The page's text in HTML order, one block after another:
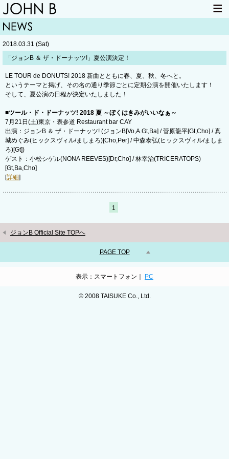
HOME
LIVE INFO
2018.03.31 (Sat)
「ジョンB ＆ ザ・ドーナッツ!」夏公演決定！
LE TOUR de DONUTS! 2018 新曲とともに春、夏、秋、冬へと。
というテーマと掲げ、その名の通り季節ごとに定期公演を開催いたします！
そして、夏公演の日程が決定いたしました！
■ツール・ド・ドーナッツ! 2018 夏 ～ぼくはきみがいいなぁ～
7月21日(土)東京・表参道 Restaurant bar CAY
出演：ジョンB ＆ ザ・ドーナッツ! (ジョンB[Vo,A.Gt,Ba] / 菅原龍平[Gt,Cho] / 真
城めぐみ(ヒックスヴィル/ましまろ)[Cho,Per] / 中森泰弘(ヒックスヴィル/ましま
ろ)[Gt])
ゲスト：小松シゲル(NONA REEVES)[Dr,Cho] / 林幸治(TRICERATOPS)
[Gt,Ba,Cho]
[詳細]
1
ジョンB Official Site TOPへ
PAGE TOP
表示：スマートフォン｜ PC
© 2008 TAISUKE Co., Ltd.